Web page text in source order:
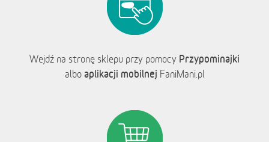
Wejdź na stronę sklepu przy pomocy Przypominajki
albo aplikacji mobilnej FaniMani.pl